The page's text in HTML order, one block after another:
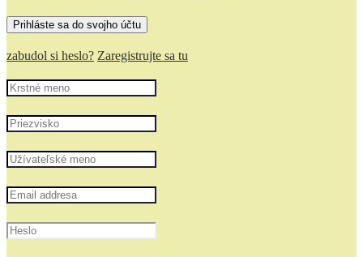
zabudol si heslo? Zaregistrujte sa tu